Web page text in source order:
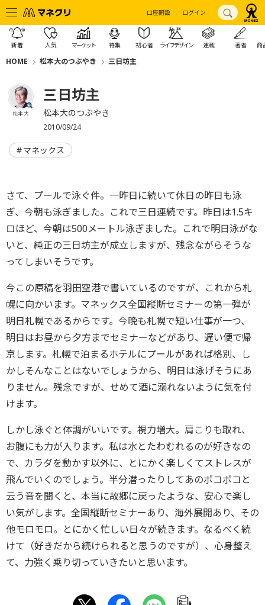
口座開設 ログイン
新着 人気 マーケット 特集 初心者 ライフデザイン 連載 著者 商
HOME 松本大のつぶやき 三日坊主
松本 大
三日坊主
松本大のつぶやき
2010/09/24
マネックス
さて、プールで泳ぐ件。一昨日に続いて休日の昨日も泳
ぎ、今朝も泳ぎました。これで三日連続です。昨日は1.5キ
ロほど、今朝は500メートル泳ぎました。これで明日泳がな
いと、純正の三日坊主が成立しますが、残念ながらそうな
ってしまいそうです。
今この原稿を羽田空港で書いているのですが、これから札
幌に向かいます。マネックス全国縦断セミナーの第一弾が
明日札幌であるからです。今晩も札幌で短い仕事が一つ、
明日はお昼から夕方までセミナーなどがあり、遅い便で帰
京します。札幌で泊まるホテルにプールがあれば格別、し
かしそんなことはないでしょうから、明日は泳げそうにあ
りません。残念ですが、せめて酒に溺れないように気を付
けます。
しかし泳ぐと体調がいいです。視力増大。肩こりも取れ、
お腹にも力が入ります。私は水とたわむれるのが好きなの
で、カラダを動かす以外に、とにかく楽しくてストレスが
飛んでいくのでしょう。半分潜ったりしてあのポコポコと
云う音を聞くと、本当に故郷に戻ったような、安心で楽し
い気がします。全国縦断セミナーあり、海外展開あり、その
他モロモロ。とにかく忙しい日々が続きます。なるべく続
けて（好きだから続けられると思うのですが）、心身整え
て、力強く乗り切っていきたいと思います。